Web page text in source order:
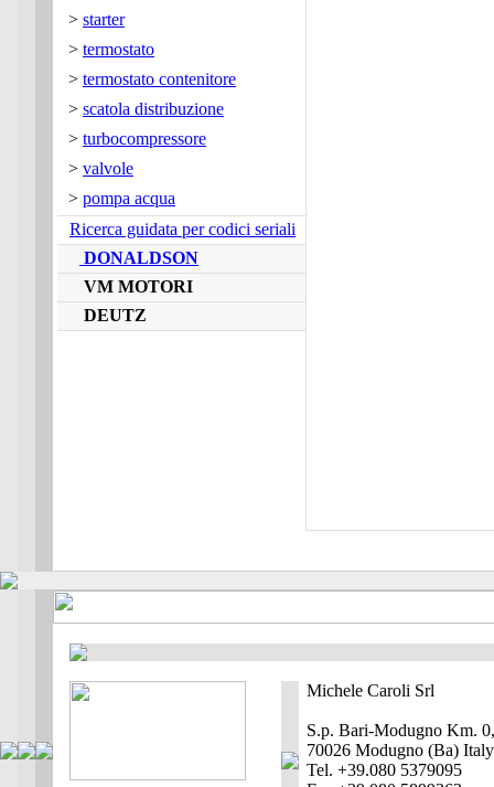
> starter
> termostato
> termostato contenitore
> scatola distribuzione
> turbocompressore
> valvole
> pompa acqua
Ricerca guidata per codici seriali
DONALDSON
VM MOTORI
DEUTZ
Michele Caroli Srl
S.p. Bari-Modugno Km.
70026 Modugno (Ba) Italy
Tel. +39.080 5379095